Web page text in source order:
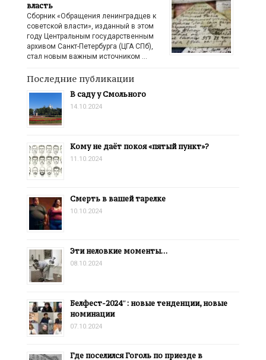
власть
Сборник «Обращения ленинградцев к
советской власти», изданный в этом
году Центральным государственным
архивом Санкт-Петербурга (ЦГА СПб),
стал новым важным источником …
Последние публикации
В саду у Смольного
14.10.2024
Кому не даёт покоя «пятый пункт»?
11.10.2024
Смерть в вашей тарелке
10.10.2024
Эти неловкие моменты…
08.10.2024
Белфест-2024″: новые тенденции, новые
номинации
07.10.2024
Где поселился Гоголь по приезде в